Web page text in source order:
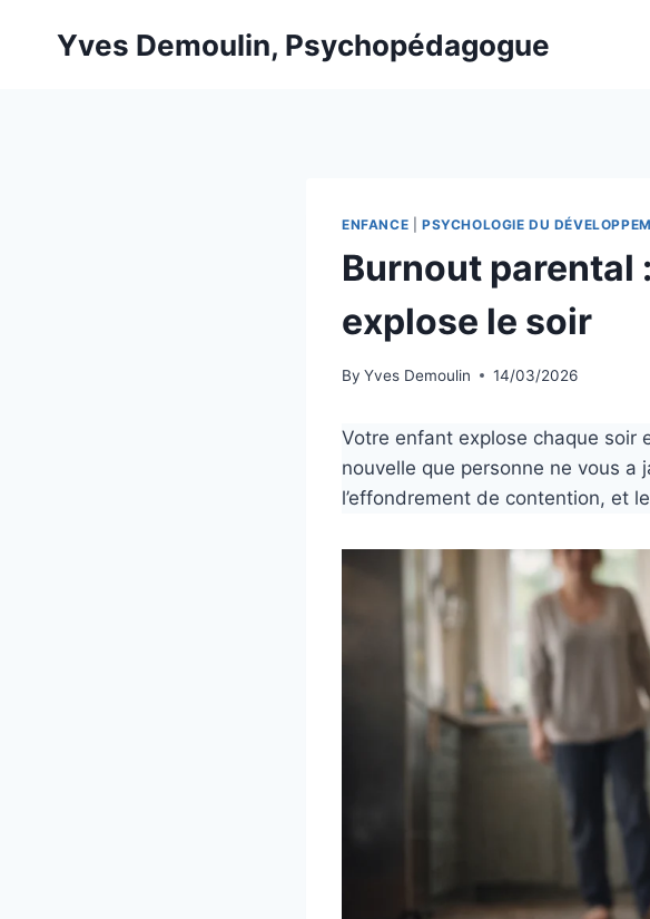
Yves Demoulin, Psychopédagogue
ENFANCE PSYCHOLOGIE DU
Burnout parental
explose le soir
By Yves Demoulin 14/03/2026
Votre enfant explose chaque soir
nouvelle que personne ne vous a
l’effondrement de contention, et